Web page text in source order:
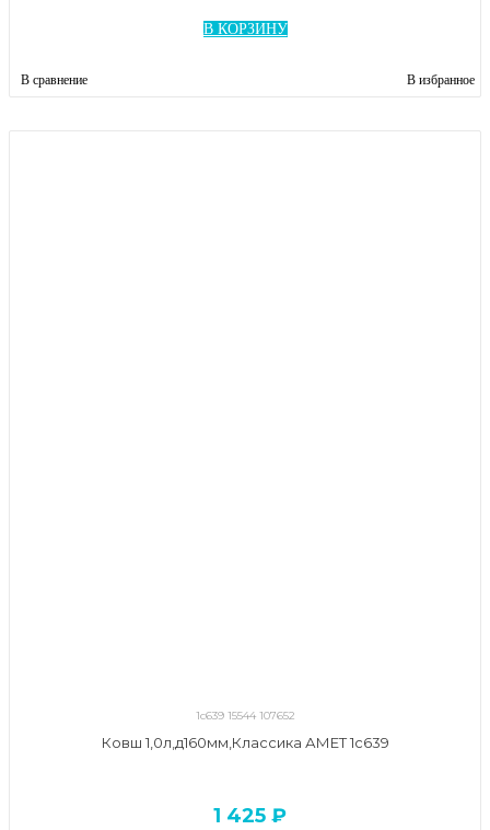
В КОРЗИНУ
В сравнение В избранное
1с639 15544 107652
Ковш 1,0л,д160мм,Классика АМЕТ 1с639
1 425 ₽